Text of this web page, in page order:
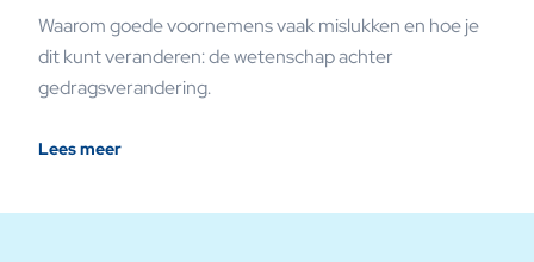
Waarom goede voornemens vaak mislukken en hoe je
dit kunt veranderen: de wetenschap achter
gedragsverandering.
Lees meer